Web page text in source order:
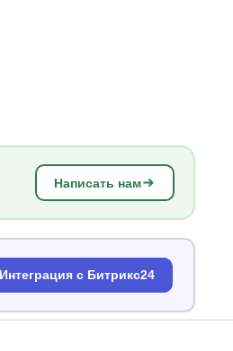
Написать нам
Интеграция с Битрикс24